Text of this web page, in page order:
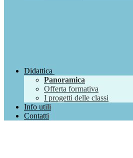
Didattica
Panoramica
Offerta formativa
I progetti delle classi
Info utili
Contatti